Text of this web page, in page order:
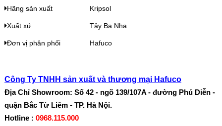
Hãng sản xuất Kripsol
Xuất xứ Tây Ba Nha
Đơn vị phân phối Hafuco
Công Ty TNHH sản xuất và thương mại Hafuco
Địa Chỉ Showroom: Số 42 - ngõ 139/107A - đường Phú Diễn -
quận Bắc Từ Liêm - TP. Hà Nội.
Hotline : 0968.115.000